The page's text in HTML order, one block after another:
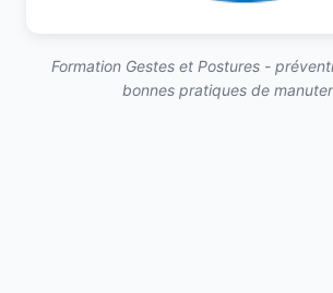
Formation Gestes et Postures -
bonnes pratiques de